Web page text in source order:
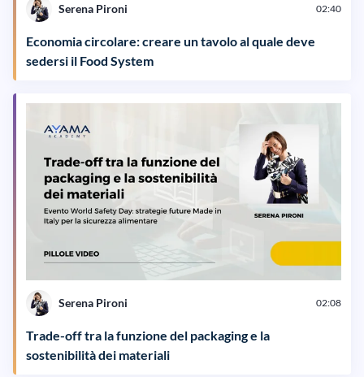
Serena Pironi 02:40
Economia circolare: creare un tavolo al quale deve
sedersi il Food System
Serena Pironi 02:08
Trade-off tra la funzione del packaging e la
sostenibilità dei materiali